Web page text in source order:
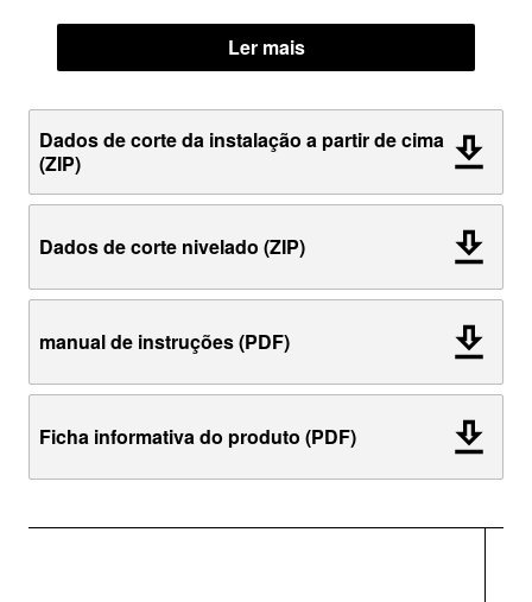
Ler mais
Dados de corte da instalação a partir de cima
(ZIP)
Dados de corte nivelado (ZIP)
manual de instruções (PDF)
Ficha informativa do produto (PDF)